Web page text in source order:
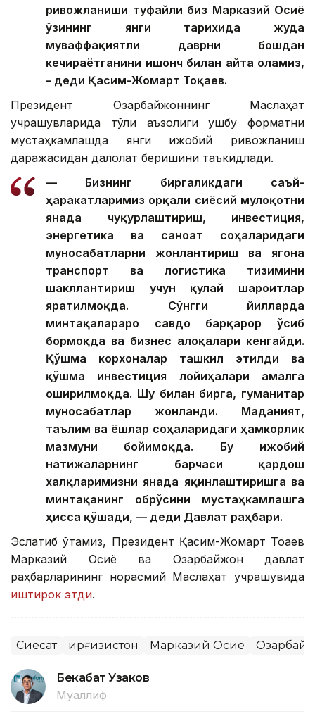
ривожланиши туфайли биз Марказий Осиё
ўзининг янги тарихида жуда
муваффақиятли даврни бошдан
кечираётганини ишонч билан айта оламиз,
– деди Қасим-Жомарт Тоқаев.
Президент Озарбайжоннинг Маслаҳат
учрашувларида тўлиқ аъзолиги ушбу форматни
мустаҳкамлашда янги ижобий ривожланиш
даражасидан далолат беришини таъкидлади.
— Бизнинг биргаликдаги саъй-
ҳаракатларимиз орқали сиёсий мулоқотни
янада чуқурлаштириш, инвестиция,
энергетика ва саноат соҳаларидаги
муносабатларни жонлантириш ва ягона
транспорт ва логистика тизимини
шакллантириш учун қулай шароитлар
яратилмоқда. Сўнгги йилларда
минтақалараро савдо барқарор ўсиб
бормоқда ва бизнес алоқалари кенгайди.
Қўшма корхоналар ташкил этилди ва
қўшма инвестиция лойиҳалари амалга
оширилмоқда. Шу билан бирга, гуманитар
муносабатлар жонланди. Маданият,
таълим ва ёшлар соҳаларидаги ҳамкорлик
мазмуни бойимоқда. Бу ижобий
натижаларнинг барчаси қардош
халқларимизни янада яқинлаштиришга ва
минтақанинг обрўсини мустаҳкамлашга
ҳисса қўшади, — деди Давлат раҳбари.
Эслатиб ўтамиз, Президент Қасим-Жомарт Тоқаев
Марказий Осиё ва Озарбайжон давлат
раҳбарларининг норасмий Маслаҳат учрашувида
иштирок этди.
Сиёсат Қирғизистон Марказий Осиё
Бекабат Узаков
Муаллиф